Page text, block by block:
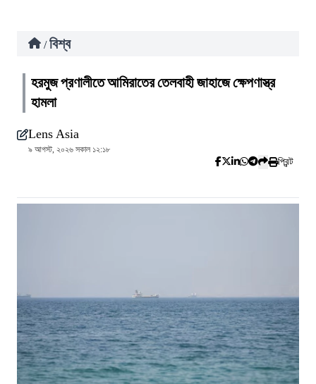
/ বিশ্ব
হরমুজ প্রণালীতে আমিরাতের তেলবাহী জাহাজে ক্ষেপণাস্ত্র
হামলা
Lens Asia
৯ আগস্ট, ২০২৬ সকাল ১২:১৮
প্রিন্ট